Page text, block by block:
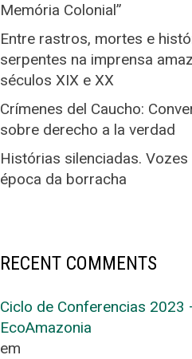
Memória Colonial”
Entre rastros, mortes e
serpentes na imprensa
séculos XIX e XX
Crímenes del Caucho:
sobre derecho a la verdad
Histórias silenciadas. Vozes
época da borracha
RECENT COMMENTS
Ciclo de Conferencias 2023
EcoAmazonia
em